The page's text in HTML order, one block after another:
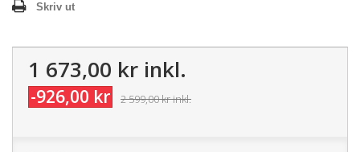
Skriv ut
1 673,00 kr inkl.
-926,00 kr 2 599,00 krinkl.